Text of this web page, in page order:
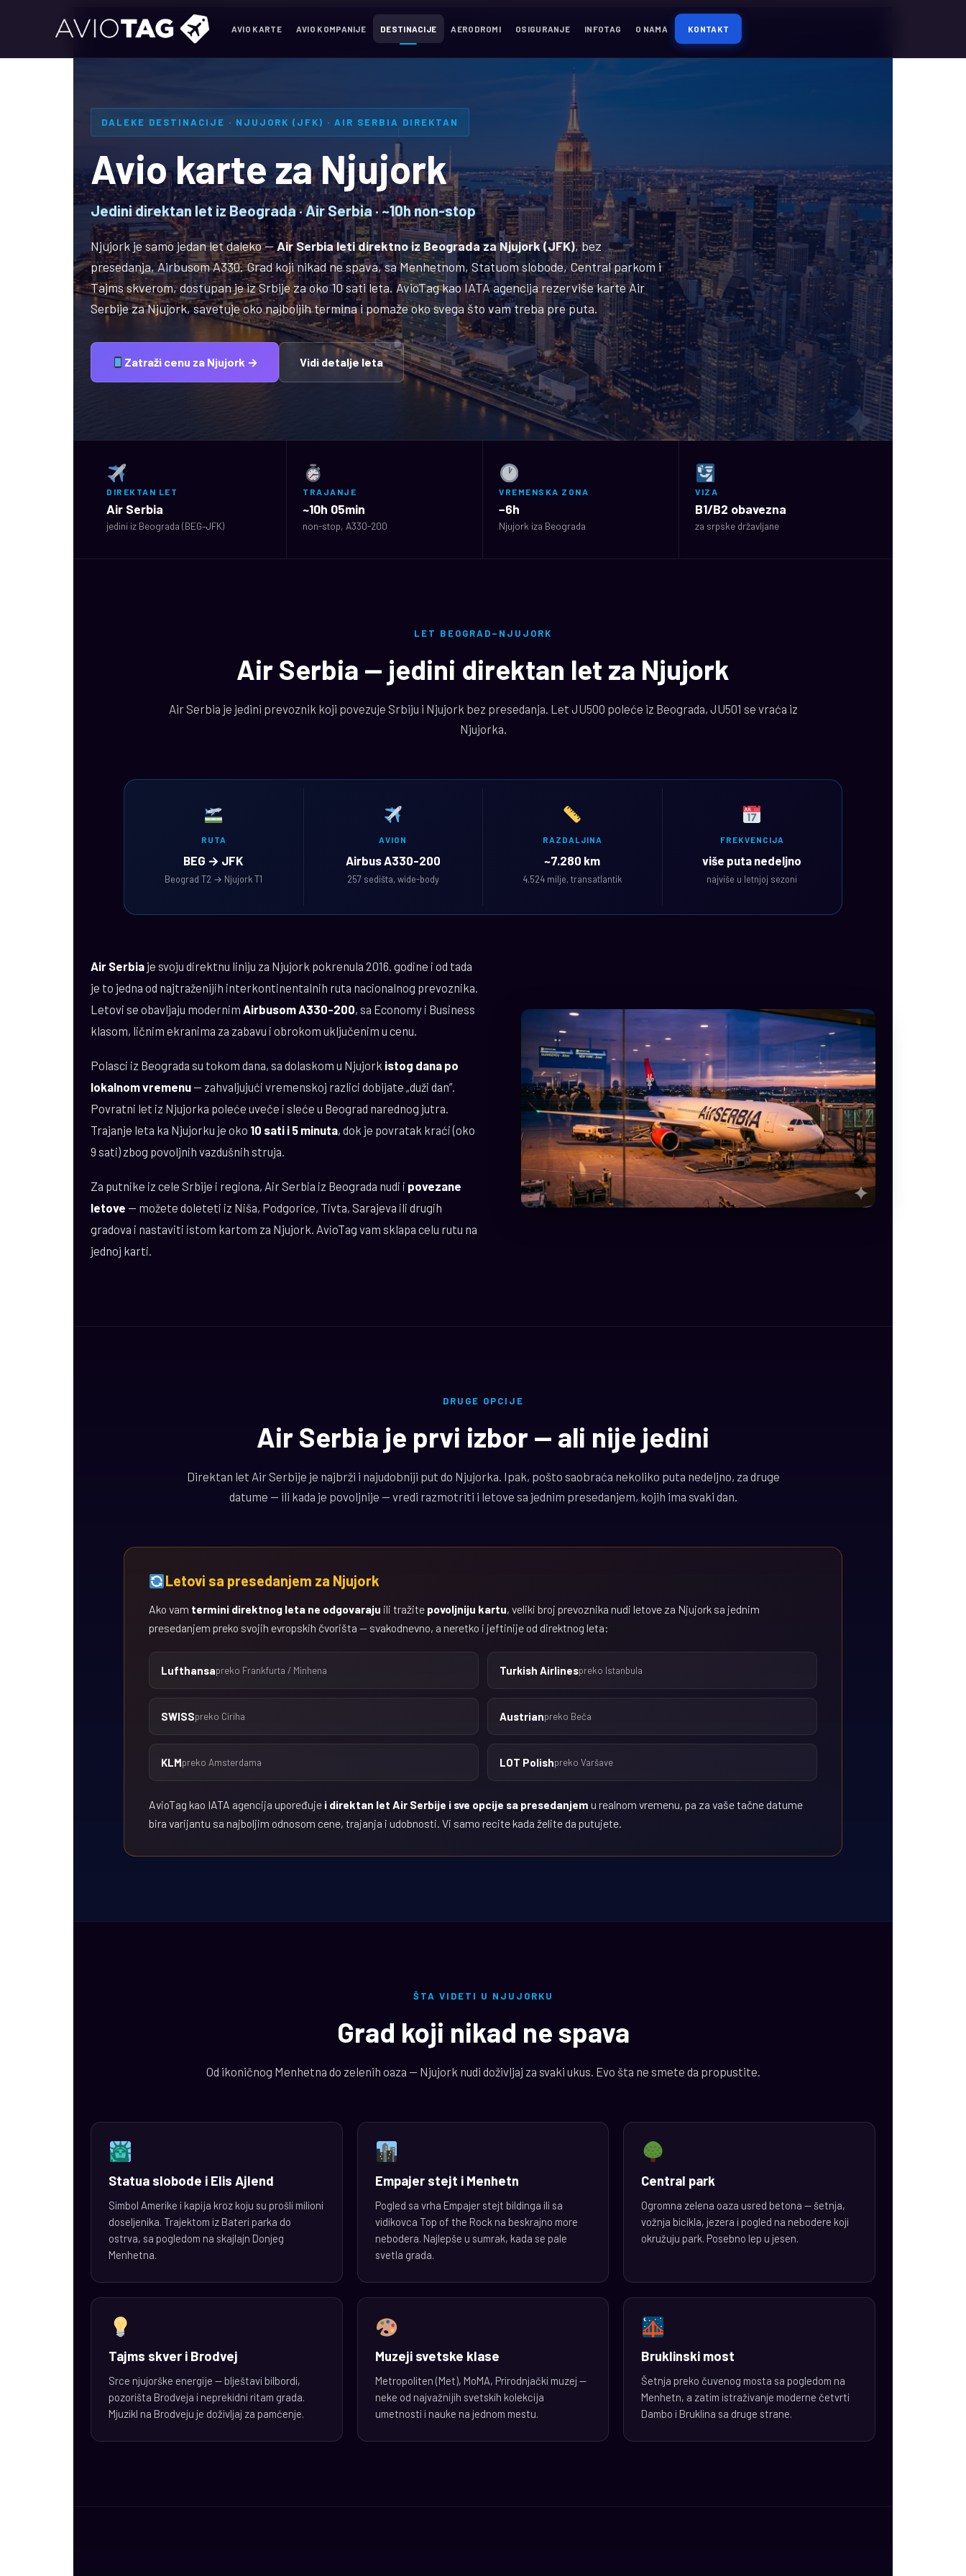
AVIO KARTE AVIO KOMPANIJE DESTINACIJE AERODROMI OSIGURANJE INFOTAG O NAMA KONTAKT
DALEKE DESTINACIJE · NJUJORK (JFK) · AIR SERBIA DIREKTAN
Avio karte za Njujork
Jedini direktan let iz Beograda · Air Serbia · ~10h non-stop
Njujork je samo jedan let daleko —Air Serbia leti direktno iz Beograda za Njujork (JFK), bez
presedanja, Airbusom A330. Grad koji nikad ne spava, sa Menhetnom, Statuom slobode, Central parkom i
Tajms skverom, dostupan je iz Srbije za oko 10 sati leta. AvioTag kao IATA agencija rezerviše karte Air
Serbije za Njujork, savetuje oko najboljih termina i pomaže oko svega što vam treba pre puta.
Zatraži cenu za Njujork → Vidi detalje leta
DIREKTAN LET
Air Serbia
jedini iz Beograda (BEG–JFK)
TRAJANJE
~10h 05min
non-stop, A330-200
VREMENSKA ZONA
−6h
Njujork iza Beograda
VIZA
B1/B2 obavezna
za srpske državljane
LET BEOGRAD–NJUJORK
Air Serbia — jedini direktan let za Njujork
Air Serbia je jedini prevoznik koji povezuje Srbiju i Njujork bez presedanja. Let JU500 poleće iz Beograda, JU501 se vraća iz
Njujorka.
RUTA
BEG → JFK
Beograd T2 → Njujork T1
AVION
Airbus A330-200
257 sedišta, wide-body
RAZDALJINA
~7.280 km
4.524 milje, transatlantik
FREKVENCIJA
više puta nedeljno
najviše u letnjoj sezoni
Air Serbia je svoju direktnu liniju za Njujork pokrenula 2016. godine i od tada
je to jedna od najtraženijih interkontinentalnih ruta nacionalnog prevoznika.
Letovi se obavljaju modernim Airbusom A330-200, sa Economy i Business
klasom, ličnim ekranima za zabavu i obrokom uključenim u cenu.
Polasci iz Beograda su tokom dana, sa dolaskom u Njujork istog dana po
lokalnom vremenu — zahvaljujući vremenskoj razlici dobijate „duži dan”.
Povratni let iz Njujorka poleće uveče i sleće u Beograd narednog jutra.
Trajanje leta ka Njujorku je oko 10 sati i 5 minuta, dok je povratak kraći (oko
9 sati) zbog povoljnih vazdušnih struja.
Za putnike iz cele Srbije i regiona, Air Serbia iz Beograda nudi i povezane
letove — možete doleteti iz Niša, Podgorice, Tivta, Sarajeva ili drugih
gradova i nastaviti istom kartom za Njujork. AvioTag vam sklapa celu rutu na
jednoj karti.
DRUGE OPCIJE
Air Serbia je prvi izbor — ali nije jedini
Direktan let Air Serbije je najbrži i najudobniji put do Njujorka. Ipak, pošto saobraća nekoliko puta nedeljno, za druge
datume — ili kada je povoljnije — vredi razmotriti i letove sa jednim presedanjem, kojih ima svaki dan.
Letovi sa presedanjem za Njujork
Ako vam termini direktnog leta ne odgovaraju ili tražite povoljniju kartu, veliki broj prevoznika nudi letove za Njujork sa jednim
presedanjem preko svojih evropskih čvorišta — svakodnevno, a neretko i jeftinije od direktnog leta:
Lufthansapreko Frankfurta / Minhena Turkish Airlinespreko Istanbula
SWISSpreko Ciriha Austrianpreko Beča
KLMpreko Amsterdama LOT Polishpreko Varšave
AvioTag kao IATA agencija upoređuje i direktan let Air Serbije i sve opcije sa presedanjem u realnom vremenu, pa za vaše tačne datume
bira varijantu sa najboljim odnosom cene, trajanja i udobnosti. Vi samo recite kada želite da putujete.
ŠTA VIDETI U NJUJORKU
Grad koji nikad ne spava
Od ikoničnog Menhetna do zelenih oaza — Njujork nudi doživljaj za svaki ukus. Evo šta ne smete da propustite.
Statua slobode i Elis Ajlend
Simbol Amerike i kapija kroz koju su prošli milioni
doseljenika. Trajektom iz Bateri parka do
ostrva, sa pogledom na skajlajn Donjeg
Menhetna.
Empajer stejt i Menhetn
Pogled sa vrha Empajer stejt bildinga ili sa
vidikovca Top of the Rock na beskrajno more
nebodera. Najlepše u sumrak, kada se pale
svetla grada.
Central park
Ogromna zelena oaza usred betona — šetnja,
vožnja bicikla, jezera i pogled na nebodere koji
okružuju park. Posebno lep u jesen.
Tajms skver i Brodvej
Srce njujorške energije — blještavi bilbordi,
pozorišta Brodveja i neprekidni ritam grada.
Mjuzikl na Brodveju je doživljaj za pamćenje.
Muzeji svetske klase
Metropoliten (Met), MoMA, Prirodnjački muzej —
neke od najvažnijih svetskih kolekcija
umetnosti i nauke na jednom mestu.
Bruklinski most
Šetnja preko čuvenog mosta sa pogledom na
Menhetn, a zatim istraživanje moderne četvrti
Dambo i Bruklina sa druge strane.